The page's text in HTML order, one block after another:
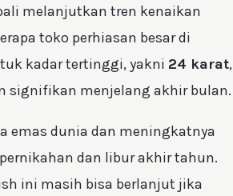
melanjutkan tren kenaikan
toko perhiasan besar di
kadar tertinggi, yakni 24 karat,
signifikan menjelang akhir bulan.
emas dunia dan meningkatnya
dan libur akhir tahun.
ini masih bisa berlanjut jika